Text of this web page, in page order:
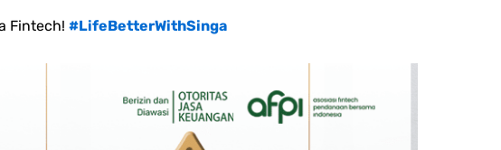
Fintech! #LifeBetterWithSinga